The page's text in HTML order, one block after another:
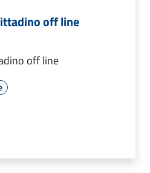
off line
off line